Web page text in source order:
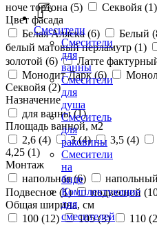
Смесители
Смесители
для
ванны
Смесители
для
душа
Смеситель
для
раковины
Смесители
на
биде
Комплектующие
для
смесителей
ноче тортона (5) Секвойя (1)
Цвет фасада
Белая Аляска (6) Белый (
белый матовый перламутр (1)
золотой (6) Латте
Монолит Дарк (6)
Секвойя (2)
Назначение
для ванны (1)
Площадь ванной, м2
2,6 (4) 3 (4) 3,5 (4)
4,25 (1)
Монтаж
напольная (6)
Подвесное (1) подвесной (
Общая ширина, см
100 (12) 105 (3) 110 (2